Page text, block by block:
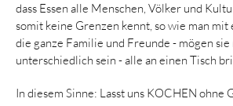
dass Essen alle Menschen, Völker und
somit keine Grenzen kennt, so wie man mit
die ganze Familie und Freunde - mögen sie
unterschiedlich sein - alle an einen Tisch
In diesem Sinne: Lasst uns KOCHEN ohne